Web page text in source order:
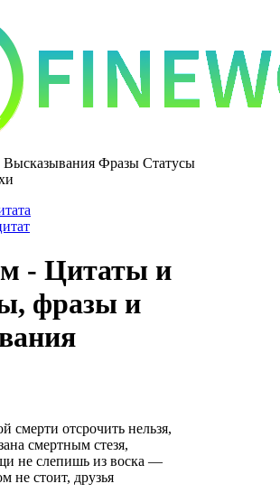
Фразы Статусы
- Цитаты и
фразы и
смерти отсрочить нельзя,
смертным стезя,
не слепишь из воска —
не стоит, друзья